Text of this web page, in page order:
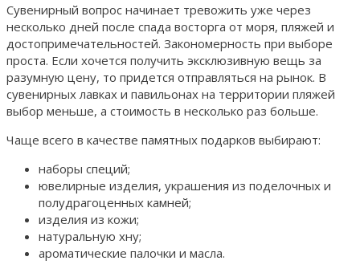
Сувенирный вопрос начинает тревожить уже через
несколько дней после спада восторга от моря, пляжей и
достопримечательностей. Закономерность при выборе
проста. Если хочется получить эксклюзивную вещь за
разумную цену, то придется отправляться на рынок. В
сувенирных лавках и павильонах на территории пляжей
выбор меньше, а стоимость в несколько раз больше.
Чаще всего в качестве памятных подарков выбирают:
наборы специй;
ювелирные изделия, украшения из поделочных и
полудрагоценных камней;
изделия из кожи;
натуральную хну;
ароматические палочки и масла.